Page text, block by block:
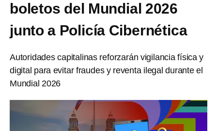
boletos del Mundial 2026
junto a Policía Cibernética
Autoridades capitalinas reforzarán vigilancia física y
digital para evitar fraudes y reventa ilegal durante el
Mundial 2026